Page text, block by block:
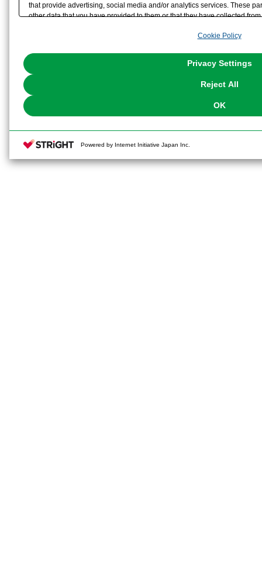
that provide advertising, social media and/or analytics services. These
other data that you have provided to them or that they have collected
the use of all Cookies except for Strictly Necessary Cookies, please
You can change your consent or rejection settings at any time via
Cookie Policy
Privacy Settings
Reject All
OK
Powered by Internet Initiative Japan Inc.